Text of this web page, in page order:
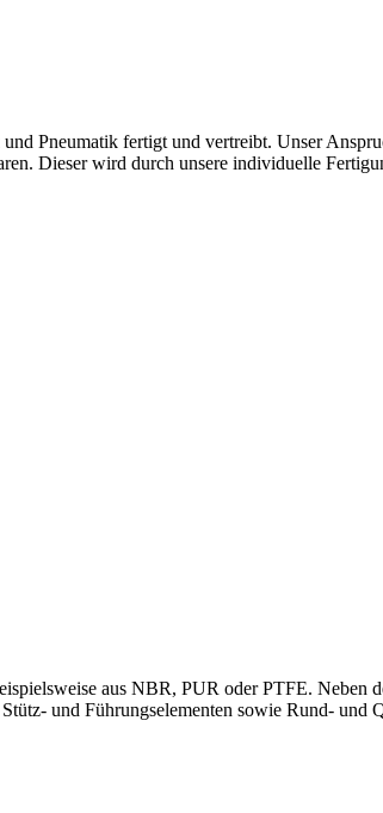
Pneumatik fertigt und vertreibt. Unser
Dieser wird durch unsere individuelle
aus NBR, PUR oder PTFE.
und Führungselementen sowie Rund-